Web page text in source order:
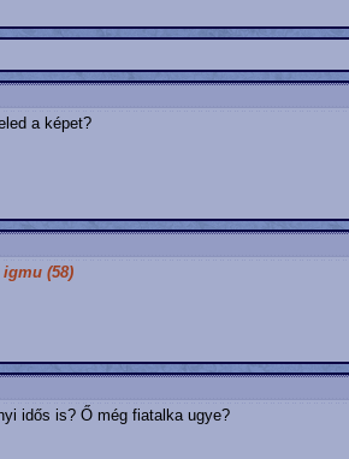
a képet?
(58)
idős is? Ő még fiatalka ugye?